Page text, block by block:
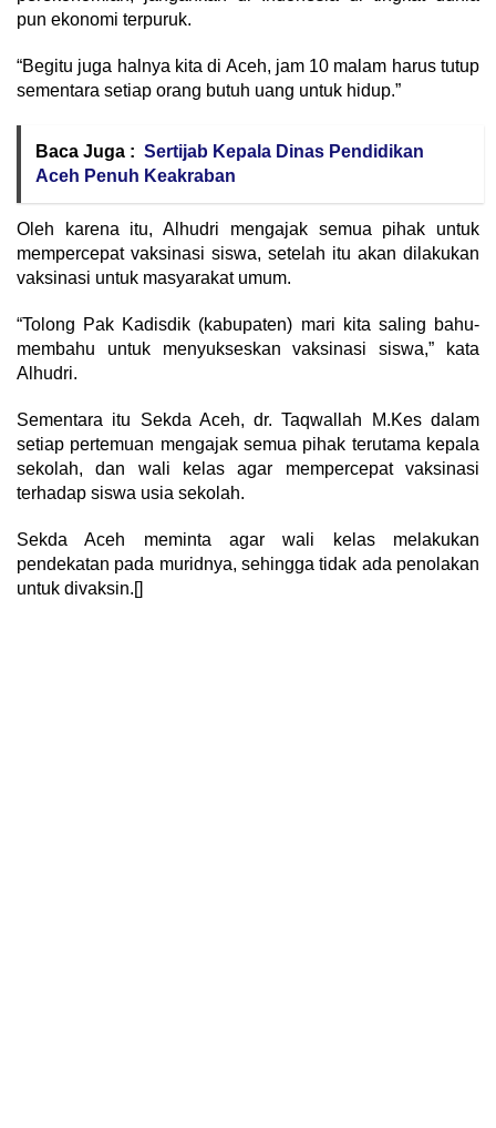
pun ekonomi terpuruk.
“Begitu juga halnya kita di Aceh, jam 10 malam harus tutup
sementara setiap orang butuh uang untuk hidup.”
Baca Juga : Sertijab Kepala Dinas Pendidikan
Aceh Penuh Keakraban
Oleh karena itu, Alhudri mengajak semua pihak untuk
mempercepat vaksinasi siswa, setelah itu akan dilakukan
vaksinasi untuk masyarakat umum.
“Tolong Pak Kadisdik (kabupaten) mari kita saling bahu-
membahu untuk menyukseskan vaksinasi siswa,” kata
Alhudri.
Sementara itu Sekda Aceh, dr. Taqwallah M.Kes dalam
setiap pertemuan mengajak semua pihak terutama kepala
sekolah, dan wali kelas agar mempercepat vaksinasi
terhadap siswa usia sekolah.
Sekda Aceh meminta agar wali kelas melakukan
pendekatan pada muridnya, sehingga tidak ada penolakan
untuk divaksin.[]